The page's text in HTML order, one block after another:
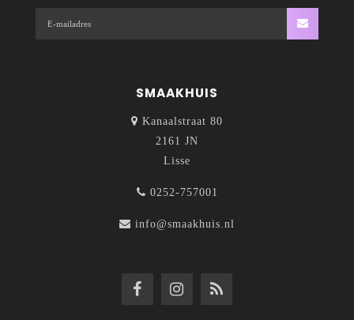
SMAAKHUIS
Kanaalstraat 80
2161 JN
Lisse
0252-757001
info@smaakhuis.nl